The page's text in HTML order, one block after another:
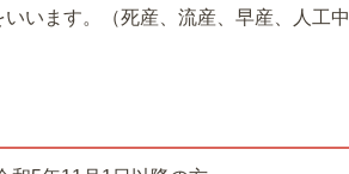
います。（死産、流産、早産、人工